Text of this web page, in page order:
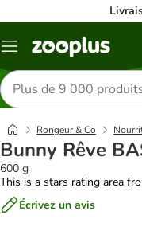
Menu
Rechercher
des
produits
Rongeur & Co
Bunny Rêve
600 g
This is a stars rating area
Écrivez un avis